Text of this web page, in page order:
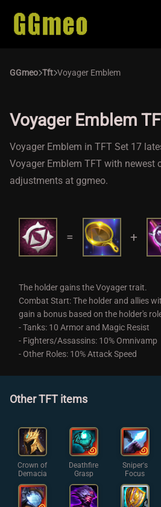
GGmeo Tft Voyager Emblem
Voyager Emblem
Voyager Emblem in TFT Set 17
Voyager Emblem TFT with newest
adjustments at ggmeo.
= +
The holder gains the Voyager trait.
Combat Start: The holder and allies
gain a bonus based on the holder's
- Tanks: 10 Armor and Magic Resist
- Fighters/Assassins: 10% Omnivamp
- Other Roles: 10% Attack Speed
Other TFT items
Crown of
Demacia
Deathfire
Grasp
Sniper's
Focus